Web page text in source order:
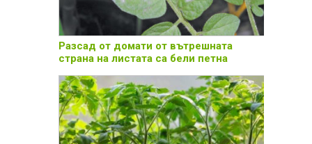
Разсад от домати от вътрешната
страна на листата са бели петна